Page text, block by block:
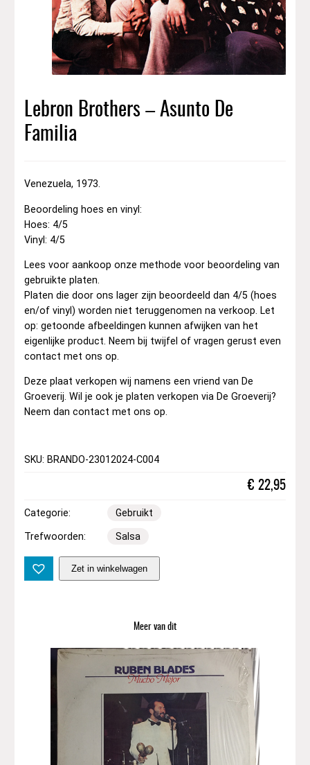
Lebron Brothers – Asunto De
Familia
Venezuela, 1973.
Beoordeling hoes en vinyl:
Hoes: 4/5
Vinyl: 4/5
Lees voor aankoop onze methode voor beoordeling van
gebruikte platen.
Platen die door ons lager zijn beoordeeld dan 4/5 (hoes
en/of vinyl) worden niet teruggenomen na verkoop. Let
op: getoonde afbeeldingen kunnen afwijken van het
eigenlijke product. Neem bij twijfel of vragen gerust even
contact met ons op.
Deze plaat verkopen wij namens een vriend van De
Groeverij. Wil je ook je platen verkopen via De Groeverij?
Neem dan contact met ons op.
SKU: BRANDO-23012024-C004
€ 22,95
Categorie: Gebruikt
Trefwoorden: Salsa
e
o
r
o
t
h
s
Zet in winkelwagen
Meer van dit